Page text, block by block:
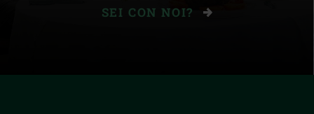
SEI CON NOI?